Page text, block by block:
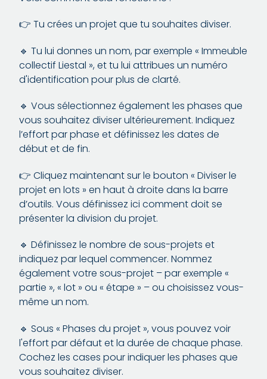
👉 Tu crées un projet que tu souhaites diviser.
🔹 Tu lui donnes un nom, par exemple « Immeuble
collectif Liestal », et tu lui attribues un numéro
d'identification pour plus de clarté.
🔹 Vous sélectionnez également les phases que
vous souhaitez diviser ultérieurement. Indiquez
l’effort par phase et définissez les dates de
début et de fin.
👉 Cliquez maintenant sur le bouton « Diviser le
projet en lots » en haut à droite dans la barre
d’outils. Vous définissez ici comment doit se
présenter la division du projet.
🔹 Définissez le nombre de sous-projets et
indiquez par lequel commencer. Nommez
également votre sous-projet – par exemple «
partie », « lot » ou « étape » – ou choisissez vous-
même un nom.
🔹 Sous « Phases du projet », vous pouvez voir
l'effort par défaut et la durée de chaque phase.
Cochez les cases pour indiquer les phases que
vous souhaitez diviser.